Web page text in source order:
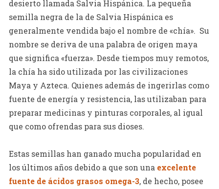
desierto llamada Salvia Hispánica. La pequeña
semilla negra de la de Salvia Hispánica es
generalmente vendida bajo el nombre de «chía». Su
nombre se deriva de una palabra de origen maya
que significa «fuerza». Desde tiempos muy remotos,
la chía ha sido utilizada por las civilizaciones
Maya y Azteca. Quienes además de ingerirlas como
fuente de energía y resistencia, las utilizaban para
preparar medicinas y pinturas corporales, al igual
que como ofrendas para sus dioses.
Estas semillas han ganado mucha popularidad en
los últimos años debido a que son una excelente
fuente de ácidos grasos omega-3, de hecho, posee